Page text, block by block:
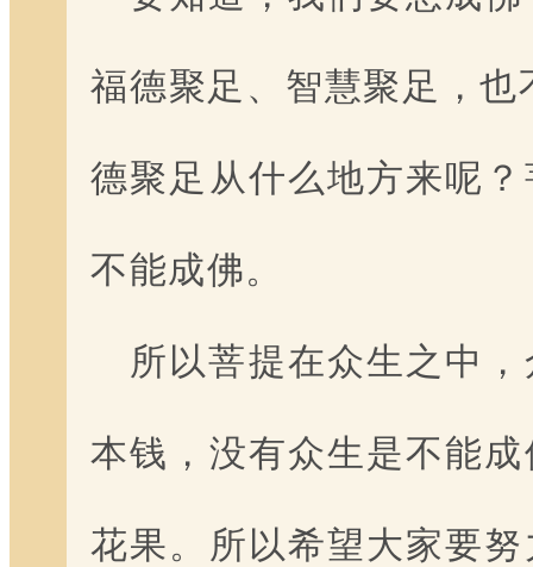
福德聚足、智慧聚足，
德聚足从什么地方来呢
不能成佛。
所以菩提在众生之中
本钱，没有众生是不能
花果。所以希望大家要